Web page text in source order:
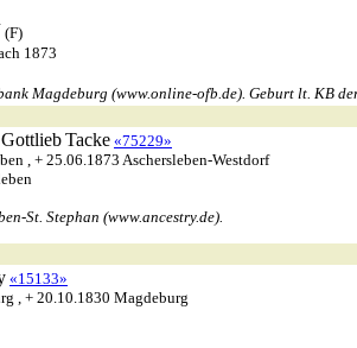
(F)
1873
Magdeburg (www.online-ofb.de). Geburt lt. KB
Tacke «75229»
, + 25.06.1873 Aschersleben-Westdorf
St. Stephan (www.ancestry.de).
«15133»
, + 20.10.1830 Magdeburg